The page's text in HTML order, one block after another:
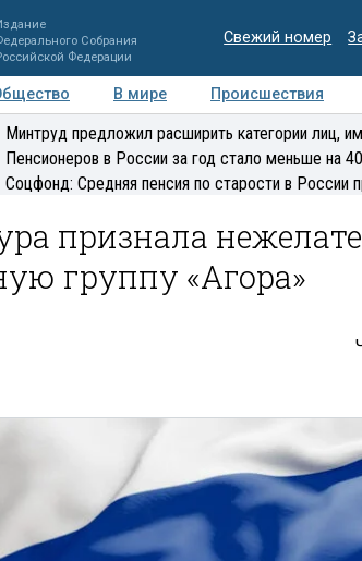
Собрания
Федерации
Свежий номер
В мире Происшествия
Регионы Медиацентр
Минтруд предложил расширить категории лиц,
Пенсионеров в России за год стало меньше на
Соцфонд: Средняя пенсия по старости в России
признала
группу «Агора»